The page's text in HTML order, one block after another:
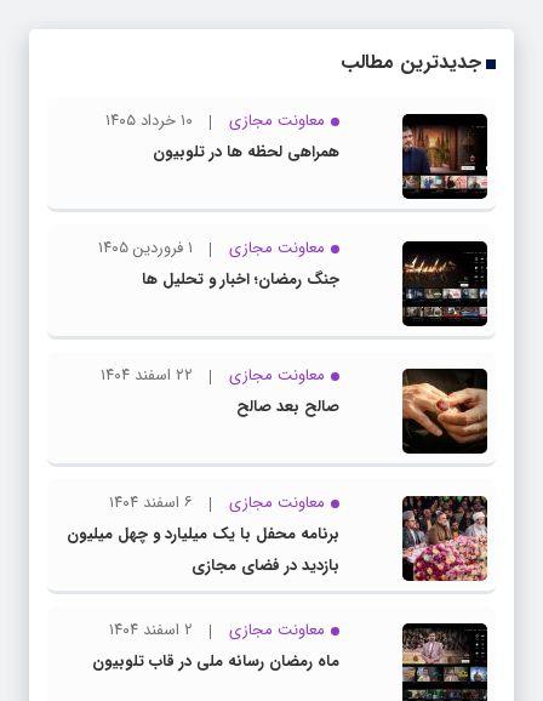
جدیدترین مطالب
معاونت مجازی
۱۰ خرداد ۱۴۰۵
همراهی لحظه ها در تلوبیون
معاونت مجازی
۱ فروردین ۱۴۰۵
جنگ رمضان؛ اخبار و تحلیل ها
معاونت مجازی
۲۲ اسفند ۱۴۰۴
صالح بعد صالح
معاونت مجازی
۶ اسفند ۱۴۰۴
برنامه محفل با یک میلیارد و چهل میلیون
بازدید در فضای مجازی
معاونت مجازی
۲ اسفند ۱۴۰۴
ماه رمضان رسانه ملی در قاب تلوبیون